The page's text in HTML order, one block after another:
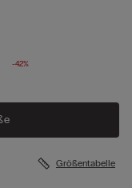
-42%
Größentabelle